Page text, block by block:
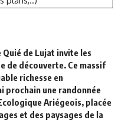
de Lujat invite les
de découverte. Ce massif
richesse en
prochain une randonnée
Ariégeois, placée
et des paysages de la